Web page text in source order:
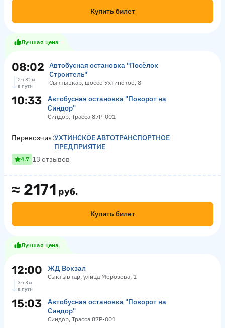
Купить билет
Лучшая цена
08:02
Автобусная остановка "Посёлок
Строитель"
Сыктывкар, шоссе Ухтинское, 8
2 ч 31 м
в пути
10:33
Автобусная остановка "Поворот на
Синдор"
Синдор, Трасса 87Р-001
≈ 2171 руб.
Купить билет
Перевозчик:УХТИНСКОЕ АВТОТРАНСПОРТНОЕ
ПРЕДПРИЯТИЕ
4.7 13 отзывов
Лучшая цена
12:00 ЖД Вокзал
Сыктывкар, улица Морозова, 1
3 ч 3 м
в пути
15:03
Автобусная остановка "Поворот на
Синдор"
Синдор, Трасса 87Р-001